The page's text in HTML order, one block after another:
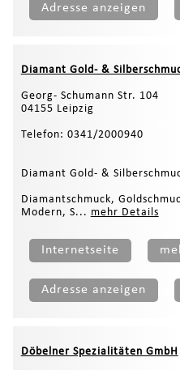
Adresse anzeigen
Diamant Gold- &
Georg- Schumann Str. 104
04155 Leipzig
Telefon: 0341/2000940
Diamant Gold- &
Diamantschmuck,
Modern, S... mehr Details
Internetseite
Adresse anzeigen
Döbelner Spezialitäten GmbH